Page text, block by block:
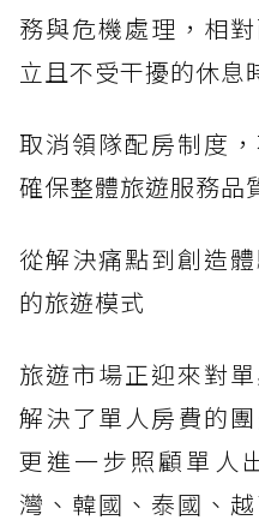
務與危機處理，相
立且不受干擾的休息
取消領隊配房制度
確保整體旅遊服務品
從解決痛點到創造
的旅遊模式
旅遊市場正迎來對
解決了單人房費的團
更進一步照顧單人
灣、韓國、泰國、